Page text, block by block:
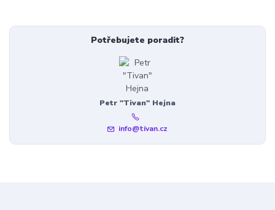
Potřebujete poradit?
Petr "Tivan" Hejna
info@tivan.cz